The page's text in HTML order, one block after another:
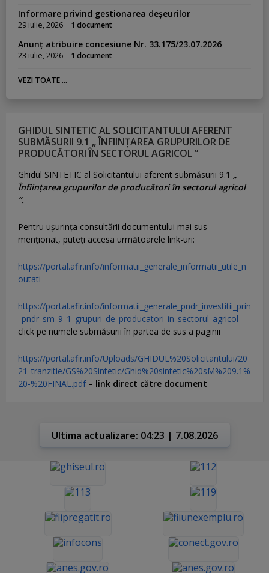
Informare privind gestionarea deșeurilor
29 iulie, 2026 1 document
Anunț atribuire concesiune Nr. 33.175/23.07.2026
23 iulie, 2026 1 document
VEZI TOATE ...
GHIDUL SINTETIC AL SOLICITANTULUI AFERENT
SUBMĂSURII 9.1 „ ÎNFIINȚAREA GRUPURILOR DE
PRODUCĂTORI ÎN SECTORUL AGRICOL ”
Ghidul SINTETIC al Solicitantului aferent submăsurii 9.1 „
Înființarea grupurilor de producători în sectorul agricol
”.
Pentru uşurinţa consultării documentului mai sus
menţionat, puteţi accesa următoarele link-uri:
https://portal.afir.info/informatii_generale_informatii_utile_n
outati
https://portal.afir.info/informatii_generale_pndr_investitii_prin
_pndr_sm_9_1_grupuri_de_producatori_in_sectorul_agricol –
click pe numele submăsurii în partea de sus a paginii
https://portal.afir.info/Uploads/GHIDUL%20Solicitantului/20
21_tranzitie/GS%20Sintetic/Ghid%20sintetic%20sM%209.1%
20-%20FINAL.pdf– link direct către document
Ultima actualizare: 04:23 | 7.08.2026